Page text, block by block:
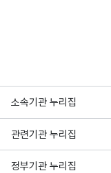
소속기관 누리집
관련기관 누리집
정부기관 누리집